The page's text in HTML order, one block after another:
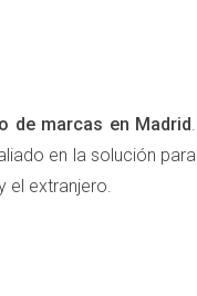
de marcas en Madrid
en la solución para
el extranjero.